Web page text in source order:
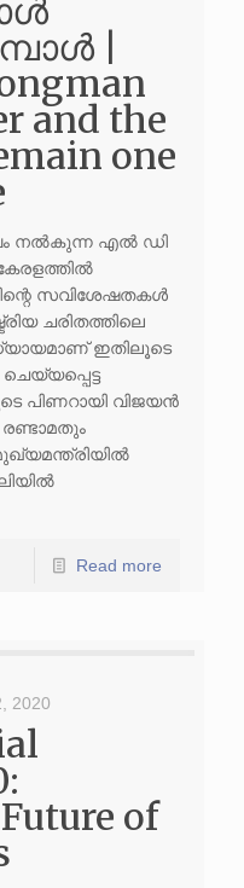
|
and the
one
നൽകുന്ന എൽ ഡി
സവിശേഷതകൾ
ചരിതത്തിലെ
ഇതിലൂടെ
പിണറായി വിജയൻ
Read more
2020
of